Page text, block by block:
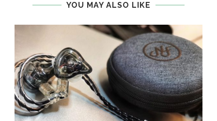
YOU MAY ALSO LIKE